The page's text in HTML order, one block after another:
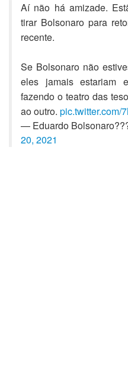
Aí não há amizade.
tirar Bolsonaro para
recente.
Se Bolsonaro não
eles jamais estariam
fazendo o teatro das
ao outro. pic.twitter.com/
— Eduardo
20, 2021